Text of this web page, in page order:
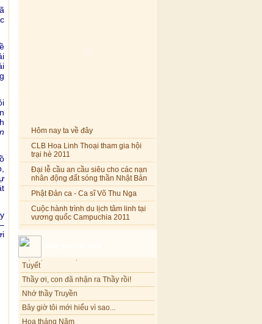
Hôm nay ta về đây
CLB Hoa Linh Thoại tham gia hội
trại hè 2011
Đại lễ cầu an cầu siêu cho các nạn
nhân động đất sóng thần Nhật Bản
Phật Đản ca - Ca sĩ Võ Thu Nga
Cuộc hành trình du lịch tâm linh tại
vương quốc Campuchia 2011
Tuyết
Thầy ơi, con đã nhận ra Thầy rồi!
Nhớ thầy Truyền
Bây giờ tôi mới hiểu vì sao...
Hoa tháng Năm